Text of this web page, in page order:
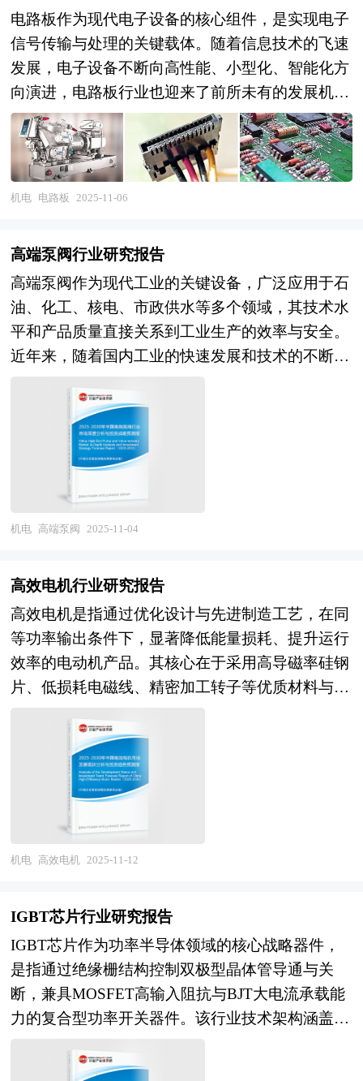
电路板作为现代电子设备的核心组件，是实现电子
信号传输与处理的关键载体。随着信息技术的飞速
发展，电子设备不断向高性能、小型化、智能化方
向演进，电路板行业也迎来了前所未有的发展机遇
与挑战。从智能手机、电脑到工业自动化设备、航
空航天装备，电路板的应用无处不在，其技术进步
与产业发展对整个电子信息产业链具有深远影响。
目前，中国电路板行业正处于转型升级的关键时
（HDI）技术的广泛应用，使得电路板能够在更小
的尺寸内集成更多的功能，满足了消费电子产品对
轻薄化的需求。另一方面，新兴技术如柔性电路板
（FPC）、5G通信电路板等领域的快速发展，为行
业注入了新的活力。特别是5G技术的商用化，对
电路板的高频、高速性能提出了更高要求，推动了
相关技术的突破与创新。同时，环保意识的增强也
促使电路板行业加快绿色制造转型，采用无铅、无
卤等环保材料，减少生产过程中的污染排放。随着
5G技术的普及和6G技术的研发推进，对高频高速
电路板的需求将持续增长，推动相关技术如新材料
研发、先进封装技术等不断创新。同时，人工智
强的智能化功能，如自诊断、自修复能力，以适应
复杂多变的应用场景。此外，绿色制造将成为行业
发展的必然趋势，企业将更加注重节能减排和资源
循环利用，以满足日益严格的环保要求。 本研究
咨询报告由中研普华咨询公司领衔撰写，在大量周
家商务部、国家发改委、国家经济信息中心、国务
院发展研究中心、国家海关总署、全国商业信息中
心、中国经济景气监测中心、中国行业研究网、全
国及海外相关报刊杂志的基础信息以及电路板行业
研究单位等公布和提供的大量资料。报告对我国电
路板行业的供需状况、发展现状、子行业发展变化
议、行业竞争力，以及行业的投资分析和趋势预测
等等。报告还综合了电路板行业的整体发展动态，
对行业在产品方面提供了参考建议和具体解决办
法。报告对于电路板产品生产企业、经销商、行业
管理部门以及拟进入该行业的投资者具有重要的参
企业的运营效率、促进企业的发展壮大有学术和实
机电 电路板 2025-11-06
高端泵阀行业研究报告
高端泵阀作为现代工业的关键设备，广泛应用于石
油、化工、核电、市政供水等多个领域，其技术水
平和产品质量直接关系到工业生产的效率与安全。
近年来，随着国内工业的快速发展和技术的不断进
上逐渐实现国产化替代，还在国际市场上展现出一
定的竞争力。 目前，高端泵阀行业呈现出多元化
的发展趋势。一方面，传统泵阀企业通过技术创新
和产品升级，不断提升产品的性能和可靠性。例
如，激光熔覆技术在高端泵阀产品中的应用，显著
提高了产品的耐磨性和耐腐蚀性，延长了使用寿
和先进的技术理念，迅速在市场中占据一席之地。
高端泵阀行业也在积极探索智能化生产和运维的新
模式。未来几年，高端泵阀行业将继续保持良好的
发展态势。在技术层面，企业将进一步加大对新材
料、新工艺的研发投入，推动产品向更高性能、更
智能化方向发展。在市场层面，随着国内基础设施
建设的持续推进和工业升级的加速，对高端泵阀的
需求将持续增长。此外，随着“一带一路”倡议的深
入实施，国内高端泵阀企业也将迎来更多的国际市
场机遇。 本研究咨询报告由中研普华咨询公司领
衔撰写，在大量周密的市场调研基础上，主要依据
了国家统计局、国家商务部、国家发改委、国家经
署、全国商业信息中心、中国经济景气监测中心、
中国行业研究网、全国及海外相关报刊杂志的基础
信息以及高端泵阀行业研究单位等公布和提供的大
量资料。报告对我国高端泵阀行业的供需状况、发
展现状、子行业发展变化等进行了分析，重点分析
的发展挑战、行业的发展建议、行业竞争力，以及
机电 高端泵阀 2025-11-04
高效电机行业研究报告
高效电机是指通过优化设计与先进制造工艺，在同
等功率输出条件下，显著降低能量损耗、提升运行
效率的电动机产品。其核心在于采用高导磁率硅钢
片、低损耗电磁线、精密加工转子等优质材料与工
合智能控制技术，如变频调速系统，使电机始终在
最佳负载率下运行，避免“大马拉小车”的能源浪
费。相较于普通电机，高效电机效率通常提升
3%-10%，可显著降低工业、建筑等领域的用电成
本，减少碳排放。其应用不仅助力企业实现节能减
排目标，还符合全球绿色低碳发展趋势，是推动产
高效电机行业研究报告中的高效电机行业数据分析
结合的分析方式，利用科学的统计分析方法，在描
述行业概貌的同时，对高效电机行业进行细化分
析，重点企业状况等。报告中主要运用图表及表格
方式，直观地阐明了行业的经济类型构成、规模构
成、经营效益比较、供需状况等，是企业了解高效
电机行业市场状况必不可少的助手。在形式上，报
机电 高效电机 2025-11-12
IGBT芯片行业研究报告
IGBT芯片作为功率半导体领域的核心战略器件，
是指通过绝缘栅结构控制双极型晶体管导通与关
断，兼具MOSFET高输入阻抗与BJT大电流承载能
力的复合型功率开关器件。该行业技术架构涵盖平
态从单一芯片走向IGBT模块、智能功率模块IPM等